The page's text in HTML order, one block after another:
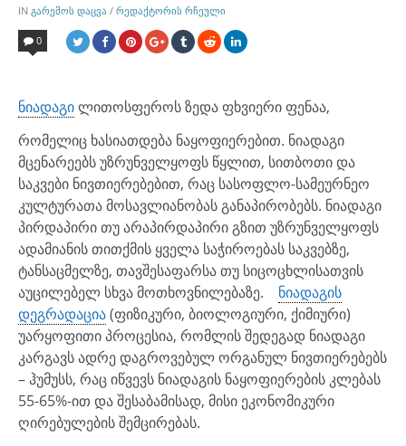
BY
IN POSTED
IN
ᲒᲐᲠᲔᲛᲝᲡ ᲓᲐᲪᲕᲐ / ᲠᲔᲓᲐᲥᲢᲝᲠᲘᲡ ᲠᲩᲔᲣᲚᲘ
0
ნიადაგილითოსფეროს ზედა ფხვიერი ფენაა,
რომელიც ხასიათდება ნაყოფიერებით. ნიადაგი
მცენარეებს უზრუნველყოფს წყლით, სითბოთი და
საკვები ნივთიერებებით, რაც სასოფლო-სამეურნეო
კულტურათა მოსავლიანობას განაპირობებს. ნიადაგი
პირდაპირი თუ არაპირდაპირი გზით უზრუნველყოფს
ადამიანის თითქმის ყველა საჭიროებას საკვებზე,
ტანსაცმელზე, თავშესაფარსა თუ სიცოცხლისათვის
აუცილებელ სხვა მოთხოვნილებაზე. ნიადაგის
დეგრადაცია(ფიზიკური, ბიოლოგიური, ქიმიური)
უარყოფითი პროცესია, რომლის შედეგად ნიადაგი
კარგავს ადრე დაგროვებულ ორგანულ ნივთიერებებს
– ჰუმუსს, რაც იწვევს ნიადაგის ნაყოფიერების კლებას
55-65%-ით და შესაბამისად, მისი ეკონომიკური
ღირებულების შემცირებას.